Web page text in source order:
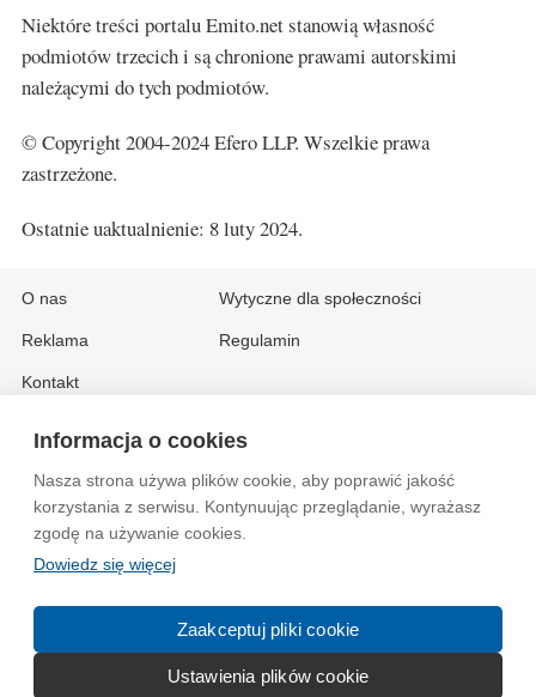
Informacja o cookies
Nasza strona używa plików cookie, aby poprawić jakość
korzystania z serwisu. Kontynuując przeglądanie, wyrażasz
zgodę na używanie cookies.
Dowiedz się więcej
Zaakceptuj pliki cookie
Ustawienia plików cookie
Niektóre treści portalu Emito.net stanowią własność
podmiotów trzecich i są chronione prawami autorskimi
należącymi do tych podmiotów.
© Copyright 2004-2024 Efero LLP. Wszelkie prawa
zastrzeżone.
Ostatnie uaktualnienie: 8 luty 2024.
O nas
Reklama
Kontakt
Wytyczne dla społeczności
Regulamin
Information in English:
About
Advertise
Contact